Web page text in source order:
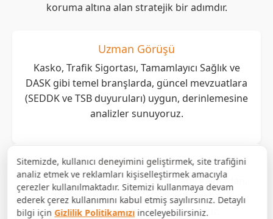
koruma altına alan stratejik bir adımdır.
Uzman Görüşü
Kasko, Trafik Sigortası, Tamamlayıcı Sağlık ve
DASK gibi temel branşlarda, güncel mevzuatlara
(SEDDK ve TSB duyuruları) uygun, derinlemesine
analizler sunuyoruz.
Bağımsız Analiz
Herhangi bir sigorta acentesine bağlı kalmadan,
tamamen kullanıcı odaklı ve tarafsız
karşılaştırma rehberleri hazırlıyoruz.
Sitemizde, kullanıcı deneyimini geliştirmek, site trafiğini
analiz etmek ve reklamları kişiselleştirmek amacıyla
çerezler kullanılmaktadır. Sitemizi kullanmaya devam
ederek çerez kullanımını kabul etmiş sayılırsınız. Detaylı
bilgi içinGizlilik Politikamızı inceleyebilirsiniz.